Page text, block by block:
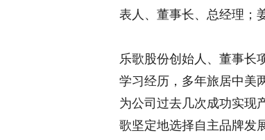
表人、董事长、总经理；
乐歌股份创始人、董事长
学习经历，多年旅居中美
为公司过去几次成功实现
歌坚定地选择自主品牌发